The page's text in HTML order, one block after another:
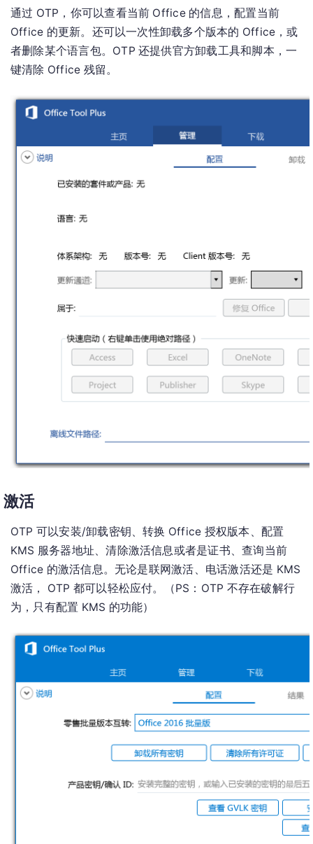
通过 OTP，你可以查看当前 Office 的信息，配置当前
Office 的更新。还可以一次性卸载多个版本的 Office，或
者删除某个语言包。OTP 还提供官方卸载工具和脚本，一
键清除 Office 残留。
激活
OTP 可以安装/卸载密钥、转换 Office 授权版本、配置
KMS 服务器地址、清除激活信息或者是证书、查询当前
Office 的激活信息。无论是联网激活、电话激活还是 KMS
激活， OTP 都可以轻松应付。（PS：OTP 不存在破解行
为，只有配置 KMS 的功能）